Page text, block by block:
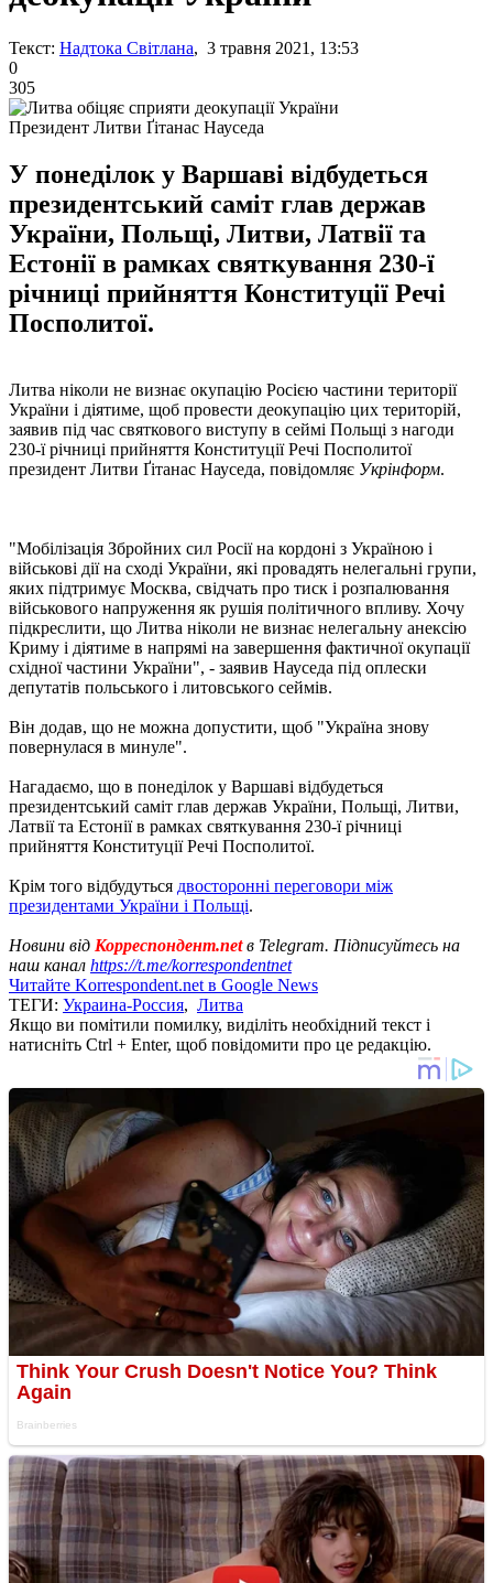
Текст: Надтока Світлана, 3 травня 2021, 13:53
0
305
Президент Литви Ґітанас Науседа
У понеділок у Варшаві відбудеться
президентський саміт глав держав
України, Польщі, Литви, Латвії та
Естонії в рамках святкування 230-ї
річниці прийняття Конституції Речі
Посполитої.
Литва ніколи не визнає окупацію Росією частини території
України і діятиме, щоб провести деокупацію цих територій,
заявив під час святкового виступу в сеймі Польщі з нагоди
230-ї річниці прийняття Конституції Речі Посполитої
президент Литви Ґітанас Науседа, повідомляє Укрінформ.
"Мобілізація Збройних сил Росії на кордоні з Україною і
військові дії на сході України, які провадять нелегальні групи,
яких підтримує Москва, свідчать про тиск і розпалювання
військового напруження як рушія політичного впливу. Хочу
підкреслити, що Литва ніколи не визнає нелегальну анексію
Криму і діятиме в напрямі на завершення фактичної окупації
східної частини України", - заявив Науседа під оплески
депутатів польського і литовського сеймів.
Він додав, що не можна допустити, щоб "Україна знову
повернулася в минуле".
Нагадаємо, що в понеділок у Варшаві відбудеться
президентський саміт глав держав України, Польщі, Литви,
Латвії та Естонії в рамках святкування 230-ї річниці
прийняття Конституції Речі Посполитої.
Крім того відбудуться двосторонні переговори між
президентами України і Польщі.
Новини від Корреспондент.netв Telegram. Підписуйтесь на
наш канал https://t.me/korrespondentnet
Читайте Korrespondent.net в Google News
ТЕГИ: Украина-Россия, Литва
Якщо ви помітили помилку, виділіть необхідний текст і
натисніть Ctrl + Enter, щоб повідомити про це редакцію.